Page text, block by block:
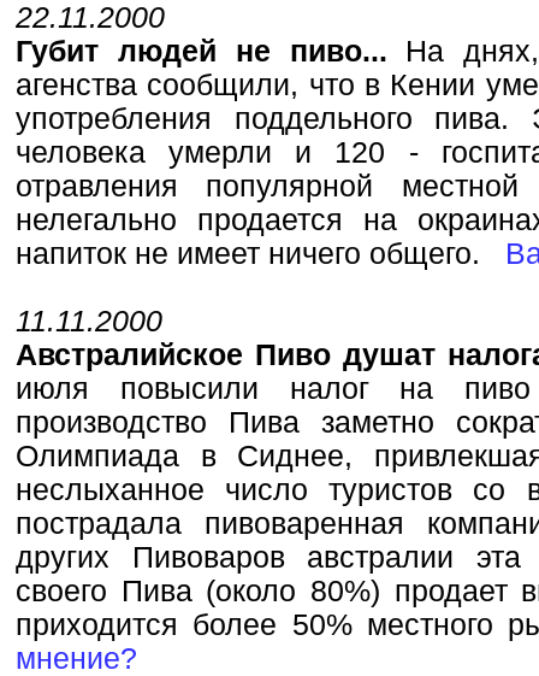
22.11.2000
Губит людей не пиво... На
агенства сообщили, что в Кении
употребления поддельного
человека умерли и 120 -
отравления популярной
нелегально продается на
напиток не имеет ничего общего.
11.11.2000
Австралийское Пиво душат
июля повысили налог на
производство Пива заметно
Олимпиада в Сиднее,
неслыханное число туристов со
пострадала пивоваренная
других Пивоваров австралии
своего Пива (около 80%)
приходится более 50%
мнение?